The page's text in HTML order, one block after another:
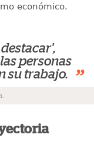
económico.
personas
su trabajo.
”